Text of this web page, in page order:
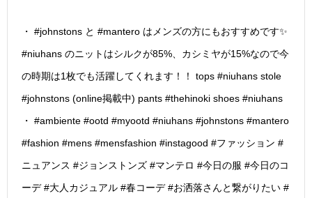
・ #johnstons と #mantero はメンズの方にもおすすめです✨
#niuhans のニットはシルクが85%、カシミヤが15%なので今
の時期は1枚でも活躍してくれます！！ tops #niuhans stole
#johnstons (online掲載中) pants #thehinoki shoes #niuhans
・ #ambiente #ootd #myootd #niuhans #johnstons #mantero
#fashion #mens #mensfashion #instagood #ファッション #
ニュアンス #ジョンストンズ #マンテロ #今日の服 #今日のコ
ーデ #大人カジュアル #春コーデ #お洒落さんと繋がりたい #